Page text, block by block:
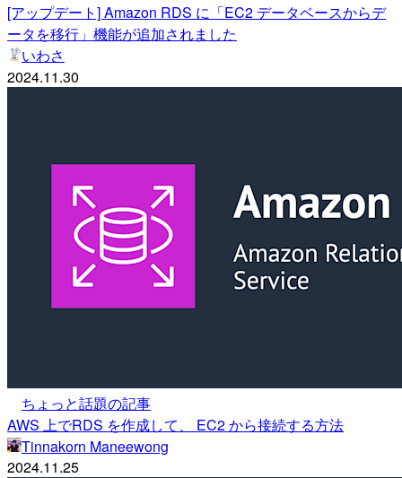
[アップデート] Amazon RDS に「EC2 データベースからデ
ータを移行」機能が追加されました
いわさ
2024.11.30
ちょっと話題の記事
AWS 上でRDS を作成して、 EC2 から接続する方法
Tinnakorn Maneewong
2024.11.25